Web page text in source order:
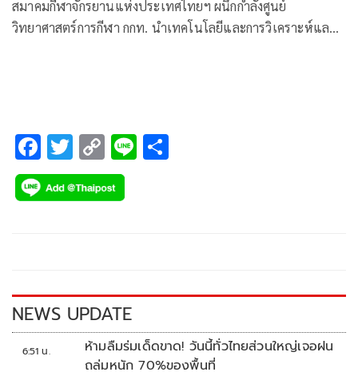
สมาคมกีฬาจักรยานแห่งประเทศไทยฯ ผนึกกำลังศูนย์
วิทยาศาสตร์การกีฬา กกท. นำเทคโนโลยีและการวิเคราะห์แลค
F
ac
e
k
T
wi
tt
C
o
p
k
Li
NEWS UPDATE
6:51 น.
ห้ามลืมร่มเด็ดขาด! วันนี้ทั่วไทยส่วนใหญ่เจอฝน
ถล่มหนัก 70%ของพื้นที่